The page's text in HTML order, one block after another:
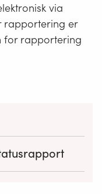
via
rapportering er
for rapportering